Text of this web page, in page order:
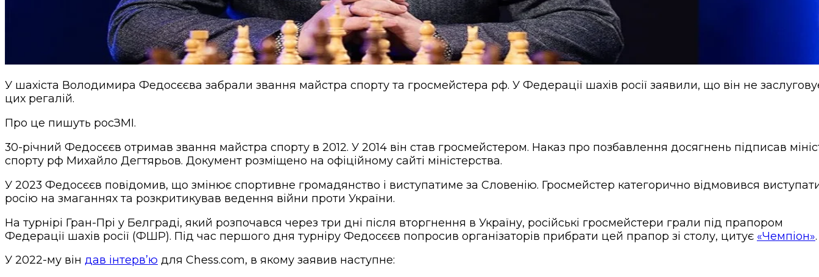
У шахіста Володимира Федосєєва забрали звання майстра спорту та гросмейстера рф. У Федерації шахів росії заявили, що він не
цих регалій.
Про це пишуть росЗМІ.
30-річний Федосєєв отримав звання майстра спорту в 2012. У 2014 він став гросмейстером. Наказ про позбавлення досягнень підписав
спорту рф Михайло Дегтярьов. Документ розміщено на офіційному сайті міністерства.
У 2023 Федосєєв повідомив, що змінює спортивне громадянство і виступатиме за Словенію. Гросмейстер категорично відмовився
росію на змаганнях та розкритикував ведення війни проти України.
На турнірі Гран-Прі у Белграді, який розпочався через три дні після вторгнення в Україну, російські гросмейстери грали під прапором
Федерації шахів росії (ФШР). Під час першого дня турніру Федосєєв попросив організаторів прибрати цей прапор зі столу, цитує «Чемпіон»
У 2022-му він дав інтерв’ю для Chess.com, в якому заявив наступне: